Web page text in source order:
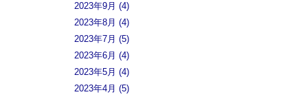
2023年9月 (4)
2023年8月 (4)
2023年7月 (5)
2023年6月 (4)
2023年5月 (4)
2023年4月 (5)